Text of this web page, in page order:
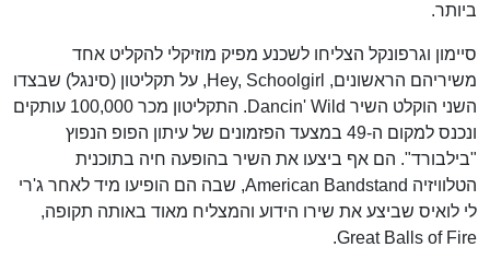
ביותר.
סיימון וגרפונקל הצליחו לשכנע מפיק מוזיקלי להקליט אחד
משיריהם הראשונים, Hey, Schoolgirl, על תקליטון (סינגל) שבצדו
השני הוקלט השיר Dancin' Wild. התקליטון מכר 100,000 עותקים
ונכנס למקום ה-49 במצעד הפזמונים של עיתון הפופ הנפוץ
"בילבורד". הם אף ביצעו את השיר בהופעה חיה בתוכנית
הטלוויזיה American Bandstand, שבה הם הופיעו מיד לאחר ג'רי
לי לואיס שביצע את שירו הידוע והמצליח מאוד באותה תקופה,
Great Balls of Fire.